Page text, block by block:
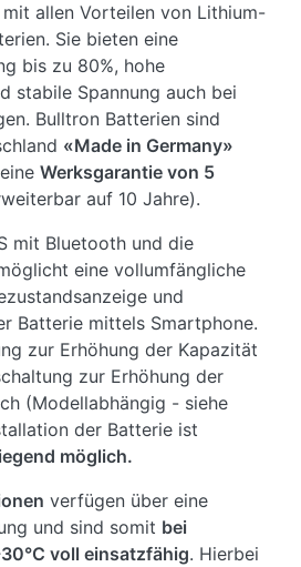
mit allen Vorteilen von Lithium-
Sie bieten eine
bis zu 80%, hohe
stabile Spannung auch bei
Bulltron Batterien sind
«Made in Germany»
Werksgarantie von 5
auf 10 Jahre).
mit Bluetooth und die
eine vollumfängliche
und
Batterie mittels Smartphone.
zur Erhöhung der Kapazität
zur Erhöhung der
(Modellabhängig - siehe
der Batterie ist
möglich.
verfügen über eine
und sind somit bei
voll einsatzfähig. Hierbei